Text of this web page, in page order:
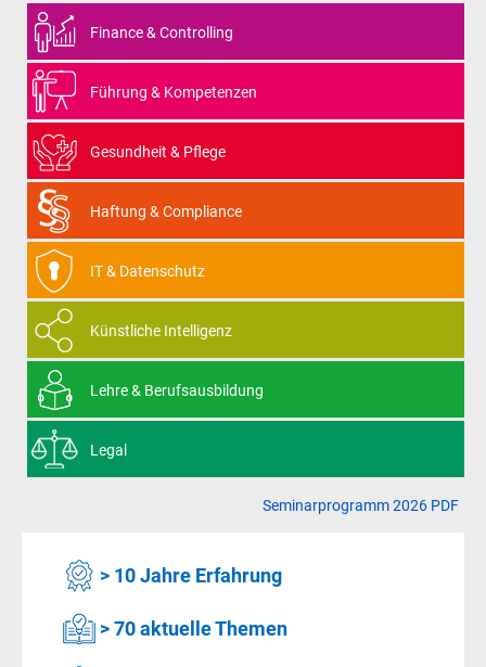
Seminarprogramm 2026 PDF
Finance & Controlling
Führung & Kompetenzen
Gesundheit & Pflege
Haftung & Compliance
IT & Datenschutz
Künstliche Intelligenz
Lehre & Berufsausbildung
Legal
> 10 Jahre Erfahrung
> 70 aktuelle Themen